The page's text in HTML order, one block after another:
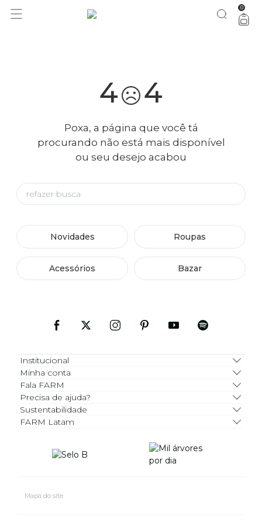
você merece 30% OFF pra comemorar com a gente aproveita! 0
4 4
Poxa, a página que você tá
procurando não está mais disponível
ou seu desejo acabou
Novidades Roupas
Acessórios Bazar
Institucional
Minha conta
Fala FARM
Precisa de ajuda?
Sustentabilidade
FARM Latam
Mapa do site